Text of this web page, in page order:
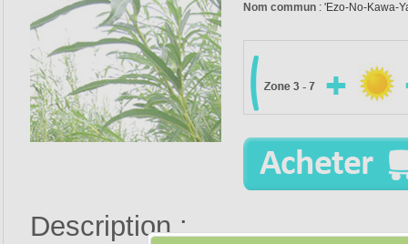
Nom commun: 'Ezo-No-Kawa-
Description :